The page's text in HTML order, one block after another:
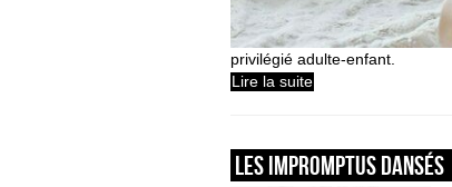
privilégié adulte-enfant.
Lire la suite
Les impromptus dansés